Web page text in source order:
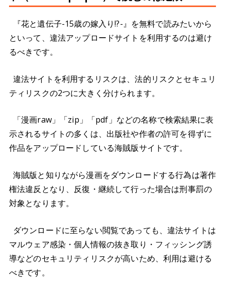
『花と遺伝子-15歳の嫁入り!?-』を無料で読みたいから
といって、違法アップロードサイトを利用するのは避け
るべきです。
違法サイトを利用するリスクは、法的リスクとセキュリ
ティリスクの2つに大きく分けられます。
「漫画raw」「zip」「pdf」などの名称で検索結果に表
示されるサイトの多くは、出版社や作者の許可を得ずに
作品をアップロードしている海賊版サイトです。
海賊版と知りながら漫画をダウンロードする行為は著作
権法違反となり、反復・継続して行った場合は刑事罰の
対象となります。
ダウンロードに至らない閲覧であっても、違法サイトは
マルウェア感染・個人情報の抜き取り・フィッシング誘
導などのセキュリティリスクが高いため、利用は避ける
べきです。